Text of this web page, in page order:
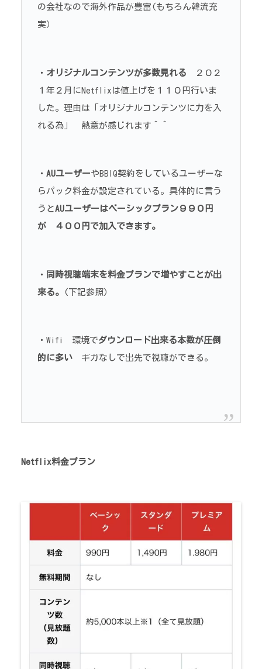
の会社なので海外作品が豊富(もちろん韓流充
実）
・ オリジナルコンテンツが多数見れる
２０２
１年２月にNetflixは値上げを１１０円行いま
した。理由は「オリジナルコンテンツに力を入
れる為」 熱意が感じれます＾＾
・ AUユーザーやBBIQ契約をしているユーザーな
らパック料金が設定されている。具体的に言う
うとAUユーザーはベーシックプラン９９０円
が ４００円で加入できます。
・ 同時視聴端末を料金プランで増やすことが出
来る。
(下記参照）
・Wifi 環境でダウンロード出来る本数が圧倒
的に多い ギガなしで出先で視聴ができる。
Netflix料金プラン